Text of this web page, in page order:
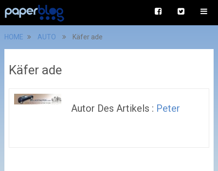
HOME AUTO Käfer ade
Käfer ade
Autor Des Artikels : Peter